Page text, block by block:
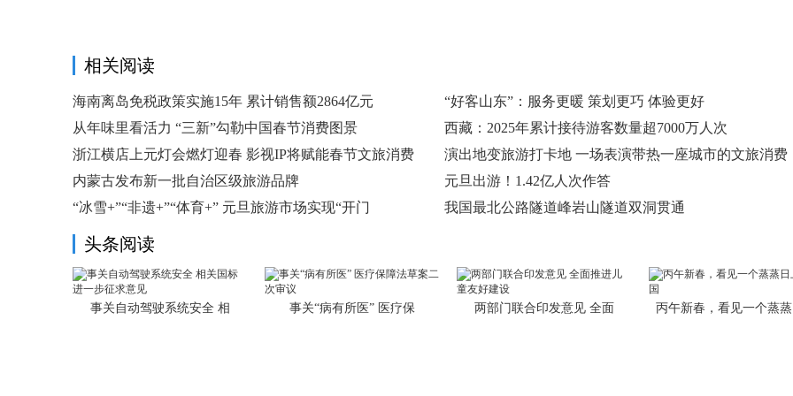
相关阅读
海南离岛免税政策实施15年 累计销售额2864亿元
“好客山东”：服务更暖 策划更巧 体验更好
从年味里看活力 “三新”勾勒中国春节消费图景
西藏：2025年累计接待游客数量超7000万人次
浙江横店上元灯会燃灯迎春 影视IP将赋能春节文旅消费
演出地变旅游打卡地 一场表演带热一座城市的文旅消费
内蒙古发布新一批自治区级旅游品牌
元旦出游！1.42亿人次作答
“冰雪+”“非遗+”“体育+” 元旦旅游市场实现“开门
我国最北公路隧道峰岩山隧道双洞贯通
头条阅读
事关自动驾驶系统安全 相 事关“病有所医” 医疗保 两部门联合印发意见 全面 丙午新春，看见一个蒸